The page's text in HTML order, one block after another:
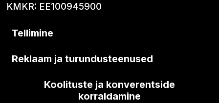
KMKR: EE100945900
Tellimine
Reklaam ja turundusteenused
Koolituste ja konverentside
korraldamine